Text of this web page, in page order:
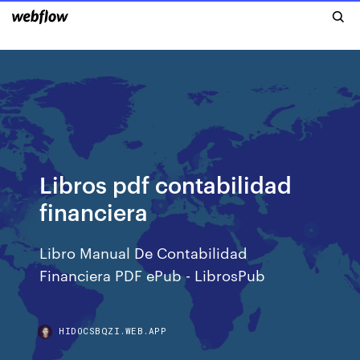
Libros pdf contabilidad
financiera
Libro Manual De Contabilidad
Financiera PDF ePub - LibrosPub
HIDOCSBQZI.WEB.APP